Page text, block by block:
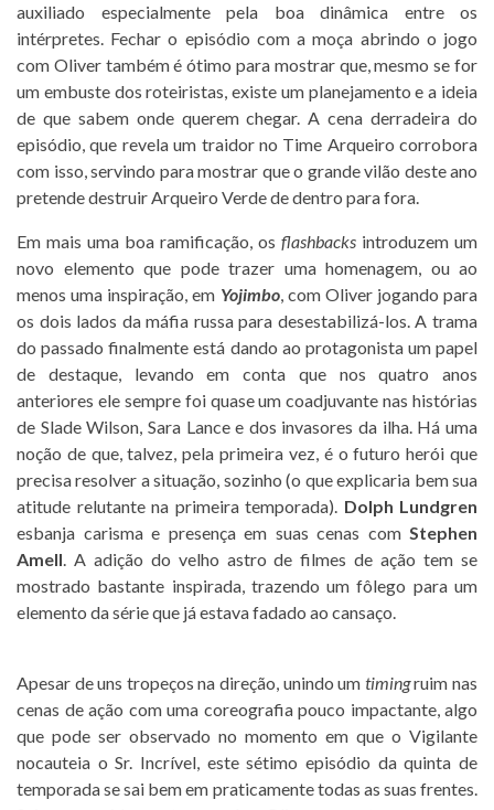
auxiliado especialmente pela boa dinâmica entre os
intérpretes. Fechar o episódio com a moça abrindo o jogo
com Oliver também é ótimo para mostrar que, mesmo se for
um embuste dos roteiristas, existe um planejamento e a ideia
de que sabem onde querem chegar. A cena derradeira do
episódio, que revela um traidor no Time Arqueiro corrobora
com isso, servindo para mostrar que o grande vilão deste ano
pretende destruir Arqueiro Verde de dentro para fora.
Em mais uma boa ramificação, os flashbacks introduzem um
novo elemento que pode trazer uma homenagem, ou ao
menos uma inspiração, em Yojimbo, com Oliver jogando para
os dois lados da máfia russa para desestabilizá-los. A trama
do passado finalmente está dando ao protagonista um papel
de destaque, levando em conta que nos quatro anos
anteriores ele sempre foi quase um coadjuvante nas histórias
de Slade Wilson, Sara Lance e dos invasores da ilha. Há uma
noção de que, talvez, pela primeira vez, é o futuro herói que
precisa resolver a situação, sozinho (o que explicaria bem sua
atitude relutante na primeira temporada). Dolph Lundgren
esbanja carisma e presença em suas cenas com Stephen
Amell. A adição do velho astro de filmes de ação tem se
mostrado bastante inspirada, trazendo um fôlego para um
elemento da série que já estava fadado ao cansaço.
Apesar de uns tropeços na direção, unindo um timingruim nas
cenas de ação com uma coreografia pouco impactante, algo
que pode ser observado no momento em que o Vigilante
nocauteia o Sr. Incrível, este sétimo episódio da quinta de
temporada se sai bem em praticamente todas as suas frentes.